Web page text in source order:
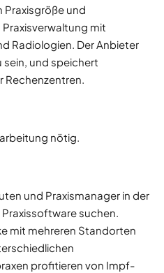
und
mit
Radiologien. Der Anbieter
und speichert
Rechenzentren.
nötig.
und Praxismanager in der
suchen.
mit mehreren Standorten
profitieren von Impf-